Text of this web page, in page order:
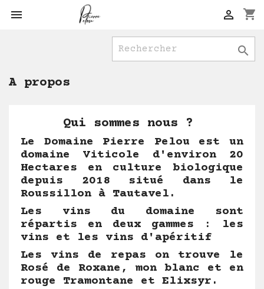
 shopping_cart


A propos
Qui sommes nous ?
Le Domaine Pierre Pelou est un
domaine Viticole d'environ 20
Hectares en culture biologique
depuis 2018 situé dans le
Roussillon à Tautavel .
Les vins du domaine sont
répartis en deux gammes : les
vins et les vins d'apéritif
Les vins de repas on trouve le
Rosé de Roxane, mon blanc et en
rouge Tramontane et Elixsyr.